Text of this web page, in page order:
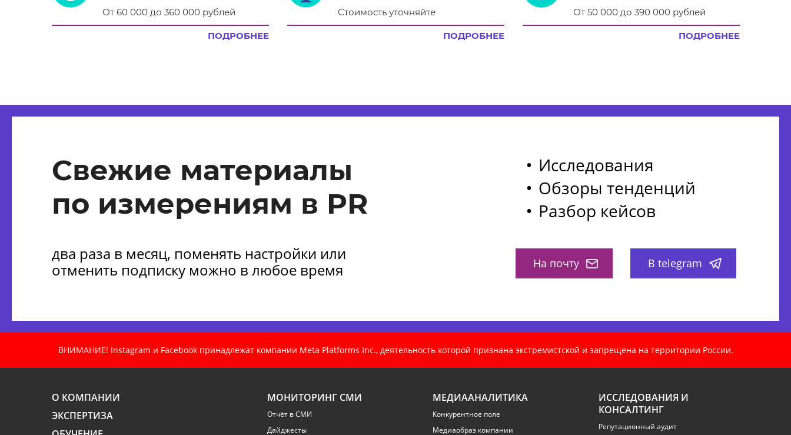
От 60 000 до 360 000 рублей
ПОДРОБНЕЕ
Стоимость уточняйте
ПОДРОБНЕЕ
От 50 000 до 390 000 рублей
ПОДРОБНЕЕ
Свежие материалы
по измерениям в PR
два раза в месяц, поменять настройки или
отменить подписку можно в любое время
Исследования
Обзоры тенденций
Разбор кейсов
На почту В telegram
ВНИМАНИЕ! Instagram и Facebook принадлежат компании Meta Platforms Inc., деятельность которой признана экстремистской и запрещена на территории России.
О КОМПАНИИ
ЭКСПЕРТИЗА
МОНИТОРИНГ СМИ
Отчёт в СМИ
Дайджесты
МЕДИААНАЛИТИКА
Конкурентное поле
Медиаобраз компании
ИССЛЕДОВАНИЯ И
КОНСАЛТИНГ
Репутационный аудит